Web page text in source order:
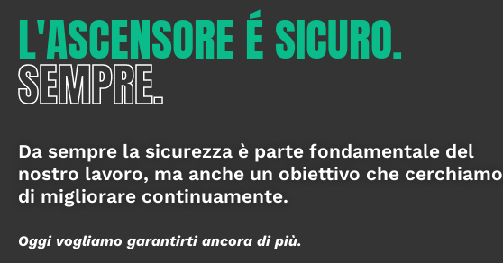
L'ASCENSORE É SICURO.
SEMPRE.
Da sempre la sicurezza è parte fondamentale del
nostro lavoro, ma anche un obiettivo che cerchiamo
di migliorare continuamente.
Oggi vogliamo garantirti ancora di più.